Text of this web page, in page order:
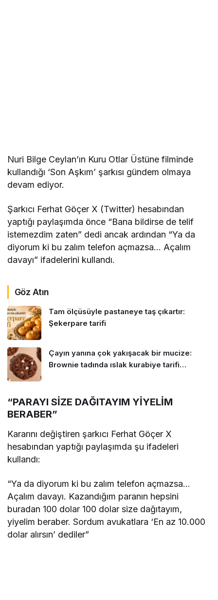
Nuri Bilge Ceylan’ın Kuru Otlar Üstüne filminde
kullandığı ‘Son Aşkım’ şarkısı gündem olmaya
devam ediyor.
Şarkıcı Ferhat Göçer X (Twitter) hesabından
yaptığı paylaşımda önce “Bana bildirse de telif
istemezdim zaten” dedi ancak ardından “Ya da
diyorum ki bu zalım telefon açmazsa… Açalım
davayı” ifadelerini kullandı.
Göz Atın
Tam ölçüsüyle pastaneye taş çıkartır:
Şekerpare tarifi
Çayın yanına çok yakışacak bir mucize:
Brownie tadında ıslak kurabiye tarifi…
“PARAYI SİZE DAĞITAYIM YİYELİM
BERABER”
Kararını değiştiren şarkıcı Ferhat Göçer X
hesabından yaptığı paylaşımda şu ifadeleri
kullandı:
“Ya da diyorum ki bu zalım telefon açmazsa…
Açalım davayı. Kazandığım paranın hepsini
buradan 100 dolar 100 dolar size dağıtayım,
yiyelim beraber. Sordum avukatlara ‘En az 10.000
dolar alırsın’ dediler”